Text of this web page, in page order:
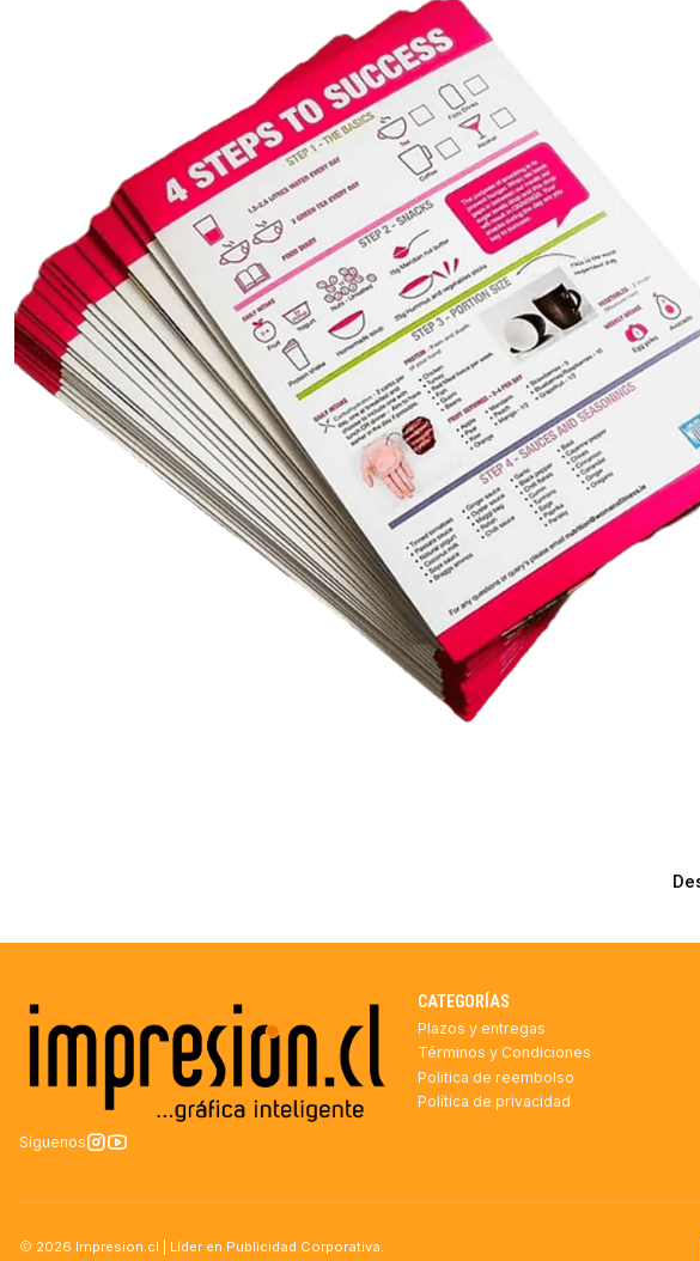
Síguenos
CATEGORÍAS
Plazos y entregas
Términos y Condiciones
Politica de reembolso
Política de privacidad
2026 Impresion.cl | Líder en Publicidad Corporativa.